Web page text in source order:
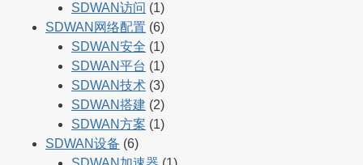
SDWAN访问 (1)
SDWAN网络配置 (6)
SDWAN安全 (1)
SDWAN平台 (1)
SDWAN技术 (3)
SDWAN搭建 (2)
SDWAN方案 (1)
SDWAN设备 (6)